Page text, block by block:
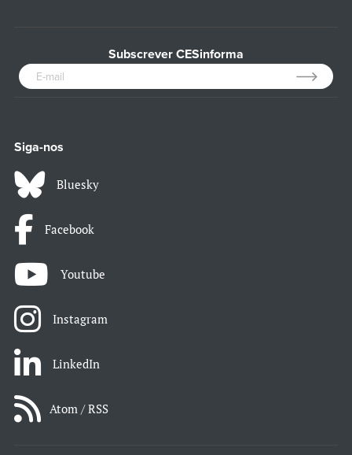
Subscrever CESinforma
Siga-nos
Bluesky
Facebook
Youtube
Instagram
LinkedIn
Atom / RSS